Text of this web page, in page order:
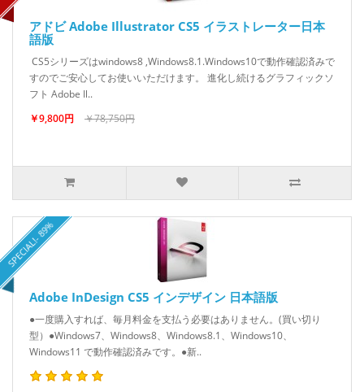
アドビ Adobe Illustrator CS5 イラストレーター日本
語版
CS5シリーズはwindows8 ,Windows8.1.Windows10で動作確認済みで
すのでご安心してお使いいただけます。 進化し続けるグラフィックソ
フト Adobe Il..
￥9,800円
￥78,750円
SPECIAL!- 89%
Adobe InDesign CS5 インデザイン 日本語版
●一度購入すれば、毎月料金を支払う必要はありません。(買い切り
型）●Windows7、Windows8、Windows8.1、Windows10、
Windows11 で動作確認済みです。●新..